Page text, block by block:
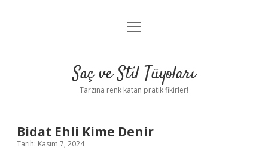
Anasayfa
Yasal Uyarı
menüyü
Saç ve Stil Tüyoları
Tarzına renk katan pratik fikirler!
Bidat Ehli Kime Denir
Tarih: Kasım 7, 2024